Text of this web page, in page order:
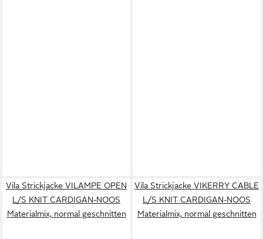
Vila Strickjacke VILAMPE OPEN
L/S KNIT CARDIGAN-NOOS
Materialmix, normal geschnitten
Vila Strickjacke VIKERRY CABLE
L/S KNIT CARDIGAN-NOOS
Materialmix, normal geschnitten